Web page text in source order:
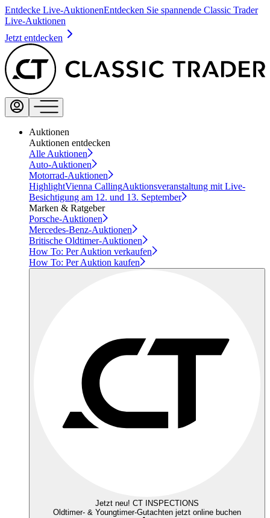
Entdecke Live-AuktionenEntdecken Sie spannende Classic Trader
Live-Auktionen
Jetzt entdecken
Auktionen
Auktionen entdecken
Alle Auktionen
Auto-Auktionen
Motorrad-Auktionen
HighlightVienna CallingAuktionsveranstaltung mit Live-
Besichtigung am 12. und 13. September
Marken & Ratgeber
Porsche-Auktionen
Mercedes-Benz-Auktionen
Britische Oldtimer-Auktionen
How To: Per Auktion verkaufen
How To: Per Auktion kaufen
Jetzt neu! CT INSPECTIONS
Oldtimer- & Youngtimer-Gutachten jetzt online buchen